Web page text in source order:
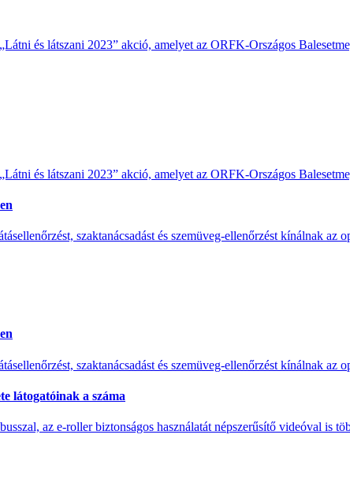
és látszani 2023” akció, amelyet az ORFK-Országos
és látszani 2023” akció, amelyet az ORFK-Országos
szaktanácsadást és szemüveg-ellenőrzést kínálnak az
szaktanácsadást és szemüveg-ellenőrzést kínálnak az
látogatóinak a száma
az e-roller biztonságos használatát népszerűsítő videóval is